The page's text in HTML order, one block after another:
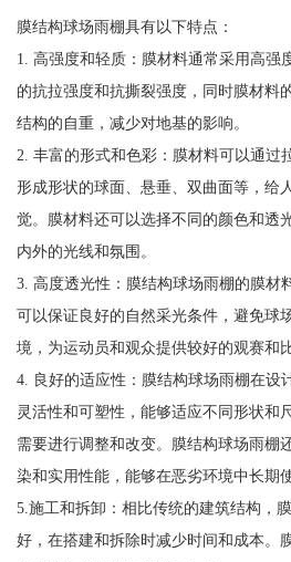
膜结构球场雨棚具有以下特点：
1. 高强度和轻质：膜材料通常采用高强
的抗拉强度和抗撕裂强度，同时膜材料
结构的自重，减少对地基的影响。
2. 丰富的形式和色彩：膜材料可以通过
形成形状的球面、悬垂、双曲面等，给
觉。膜材料还可以选择不同的颜色和透
内外的光线和氛围。
3. 高度透光性：膜结构球场雨棚的膜材
可以保证良好的自然采光条件，避免球
境，为运动员和观众提供较好的观赛和
4. 良好的适应性：膜结构球场雨棚在设
灵活性和可塑性，能够适应不同形状和
需要进行调整和改变。膜结构球场雨棚
染和实用性能，能够在恶劣环境中长期使
5.施工和拆卸：相比传统的建筑结构，
好，在搭建和拆除时减少时间和成本。